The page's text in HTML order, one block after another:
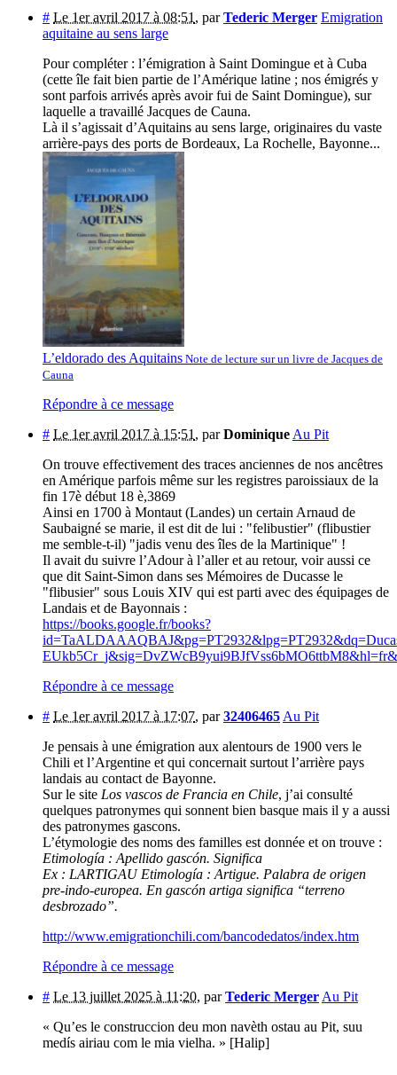
# Le 1er avril 2017 à 08:51 , parTederic Merger Emigration
aquitaine au sens large
Pour compléter : l’émigration à Saint Domingue et à Cuba
(cette île fait bien partie de l’Amérique latine ; nos émigrés y
sont parfois arrivés après avoir fui de Saint Domingue), sur
laquelle a travaillé Jacques de Cauna.
Là il s’agissait d’Aquitains au sens large, originaires du vaste
arrière-pays des ports de Bordeaux, La Rochelle, Bayonne...
L’eldorado des Aquitains Note de lecture sur un livre de Jacques de
Cauna
Répondre à ce message
# Le 1er avril 2017 à 15:51, parDominiqueAu Pit
On trouve effectivement des traces anciennes de nos ancêtres
en Amérique parfois même sur les registres paroissiaux de la
fin 17è début 18 è,3869
Ainsi en 1700 à Montaut (Landes) un certain Arnaud de
Saubaigné se marie, il est dit de lui : "felibustier" (flibustier
me semble-t-il) "jadis venu des îles de la Martinique" !
Il avait du suivre l’Adour à l’aller et au retour, voir aussi ce
que dit Saint-Simon dans ses Mémoires de Ducasse le
"flibusier" sous Louis XIV qui est parti avec des équipages de
Landais et de Bayonnais :
https://books.google.fr/books?
Répondre à ce message
# Le 1er avril 2017 à 17:07, par32406465Au Pit
Je pensais à une émigration aux alentours de 1900 vers le
Chili et l’Argentine et qui concernait surtout l’arrière pays
landais au contact de Bayonne.
Sur le site Los vascos de Francia en Chile, j’ai consulté
quelques patronymes qui sonnent bien basque mais il y a aussi
des patronymes gascons.
L’étymologie des noms des familles est donnée et on trouve :
Etimología : Apellido gascón. Significa
Ex : LARTIGAU Etimología : Artigue. Palabra de origen
pre-indo-europea. En gascón artiga significa “terreno
desbrozado”.
http://www.emigrationchili.com/bancodedatos/index.htm
Répondre à ce message
# Le 13 juillet 2025 à 11:20, parTederic MergerAu Pit
« Qu’es le construccion deu mon navèth ostau au Pit, suu
medís airiau com le mia vielha. » [Halip]